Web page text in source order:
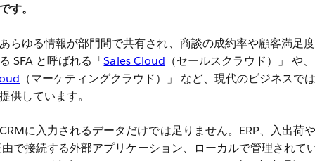
す。
らゆる情報が部門間で共有され、商談の成約率や顧客満足
SFA と呼ばれる「Sales Cloud （セールスクラウド）」 や
（マーケティングクラウド）」 など、現代のビジネスで
供しています。
に入力されるデータだけでは足りません。ERP、入出荷
で接続する外部アプリケーション、ローカルで管理されて